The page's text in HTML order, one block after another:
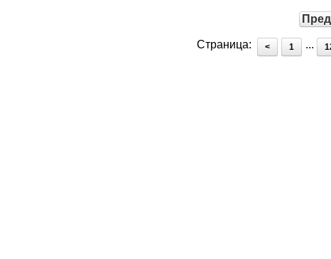
Страница: < 1 ...